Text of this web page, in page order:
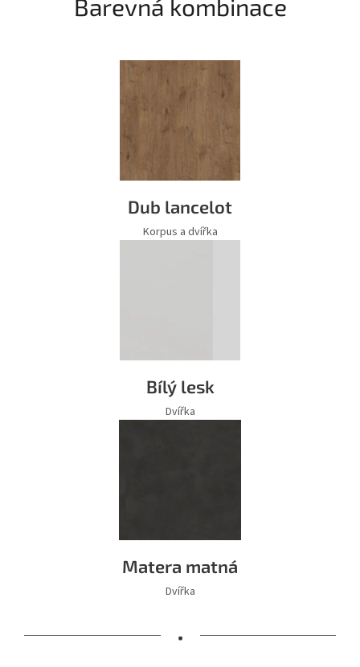
Barevná kombinace
Dub lancelot
Korpus a dvířka
Bílý lesk
Dvířka
Matera matná
Dvířka
•